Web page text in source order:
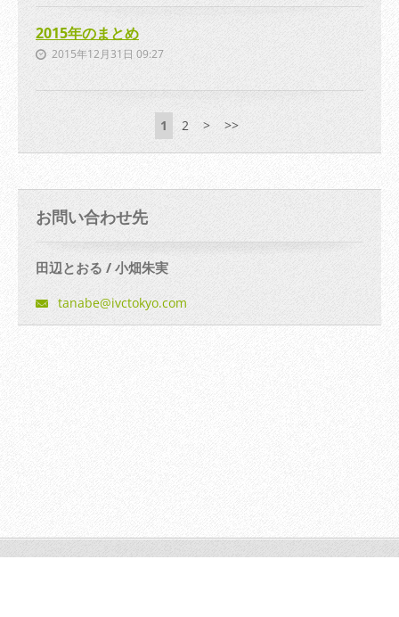
2015年のまとめ
2015年12月31日 09:27
1 2 > >>
お問い合わせ先
田辺とおる / 小畑朱実
tanabe@ivctokyo.com